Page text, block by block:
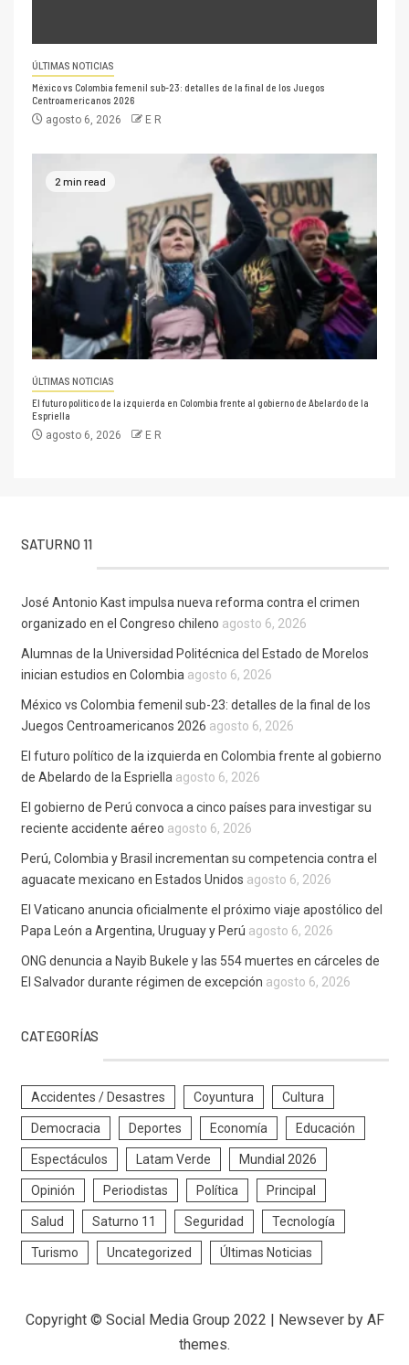
ÚLTIMAS NOTICIAS
México vs Colombia femenil sub-23: detalles de la final de los Juegos
Centroamericanos 2026
agosto 6, 2026 E R
2 min read
ÚLTIMAS NOTICIAS
El futuro político de la izquierda en Colombia frente al gobierno de Abelardo de la
Espriella
agosto 6, 2026 E R
SATURNO 11
José Antonio Kast impulsa nueva reforma contra el crimen
organizado en el Congreso chileno agosto 6, 2026
Alumnas de la Universidad Politécnica del Estado de Morelos
inician estudios en Colombia agosto 6, 2026
México vs Colombia femenil sub-23: detalles de la final de los
Juegos Centroamericanos 2026 agosto 6, 2026
El futuro político de la izquierda en Colombia frente al gobierno
de Abelardo de la Espriella agosto 6, 2026
El gobierno de Perú convoca a cinco países para investigar su
reciente accidente aéreo agosto 6, 2026
Perú, Colombia y Brasil incrementan su competencia contra el
aguacate mexicano en Estados Unidos agosto 6, 2026
El Vaticano anuncia oficialmente el próximo viaje apostólico del
Papa León a Argentina, Uruguay y Perú agosto 6, 2026
ONG denuncia a Nayib Bukele y las 554 muertes en cárceles de
El Salvador durante régimen de excepción agosto 6, 2026
CATEGORÍAS
Accidentes / Desastres Coyuntura Cultura
Democracia Deportes Economía Educación
Espectáculos Latam Verde Mundial 2026
Opinión Periodistas Política Principal
Salud Saturno 11 Seguridad Tecnología
Turismo Uncategorized Últimas Noticias
Copyright © Social Media Group 2022 | Newseverby AF
themes.